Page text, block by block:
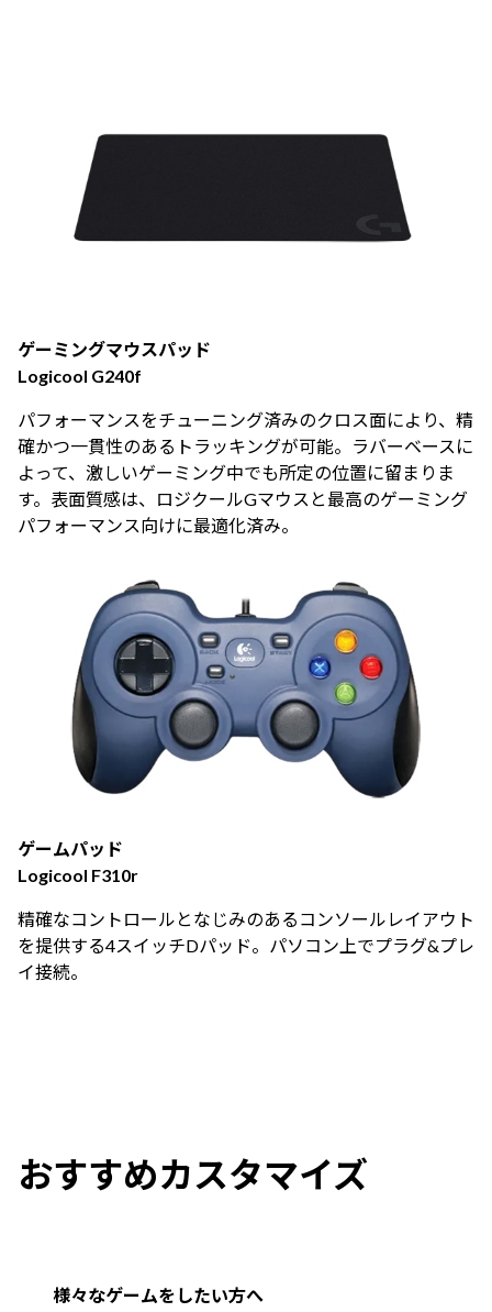
ゲーミングマウスパッド
Logicool G240f
パフォーマンスをチューニング済みのクロス面により、精
確かつ一貫性のあるトラッキングが可能。ラバーベースに
よって、激しいゲーミング中でも所定の位置に留まりま
す。表面質感は、ロジクールGマウスと最高のゲーミング
パフォーマンス向けに最適化済み。
ゲームパッド
Logicool F310r
精確なコントロールとなじみのあるコンソールレイアウト
を提供する4スイッチDパッド。パソコン上でプラグ&プレ
イ接続。
おすすめカスタマイズ
様々なゲームをしたい方へ